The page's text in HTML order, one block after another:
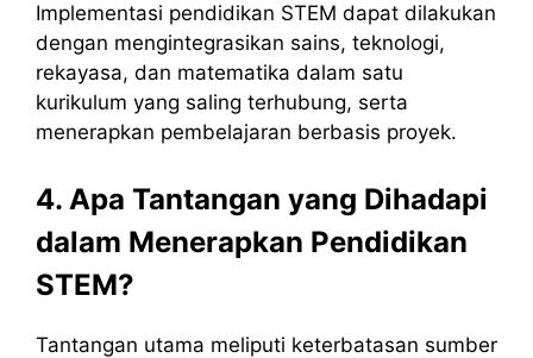
Implementasi pendidikan STEM dapat dilakukan
dengan mengintegrasikan sains, teknologi,
rekayasa, dan matematika dalam satu
kurikulum yang saling terhubung, serta
menerapkan pembelajaran berbasis proyek.
4. Apa Tantangan yang Dihadapi
dalam Menerapkan Pendidikan
STEM?
Tantangan utama meliputi keterbatasan sumber